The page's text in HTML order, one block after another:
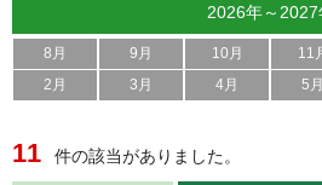
2026年～2027
8月 9月 10月 11
2月
3月 4月 5月
11 件の該当がありました。